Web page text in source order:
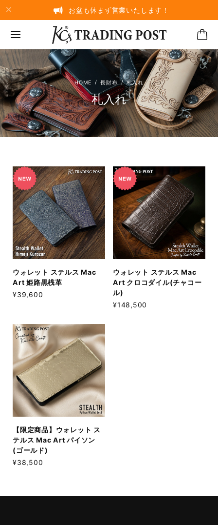
お盆も休まず営業いたします！
長財布 札入れ
札入れ
ウォレット ステルス Mac
Art 姫路黒桟革
¥39,600
ウォレット ステルス Mac
Art クロコダイル(チャコー
ル)
¥148,500
【限定商品】ウォレット ス
テルス Mac Art パイソン
(ゴールド)
¥38,500